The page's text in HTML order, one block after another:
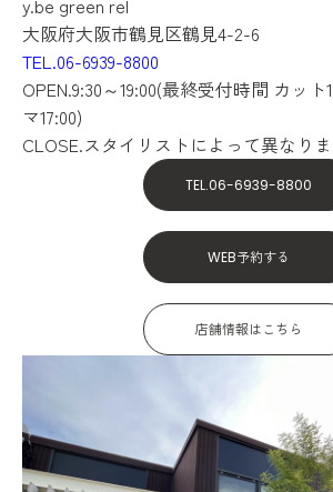
y.be green rel
大阪府大阪市鶴見区鶴見4-2-6
TEL.06-6939-8800
OPEN.9:30～19:00(最終受付時間 カッ
マ17:00)
CLOSE.スタイリストによって異なり
TEL.06-6939-8800
WEB予約する
店舗情報はこちら